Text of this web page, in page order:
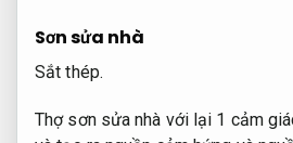
Sơn sửa nhà
Sắt thép.
Thợ sơn sửa nhà với lại 1 cảm